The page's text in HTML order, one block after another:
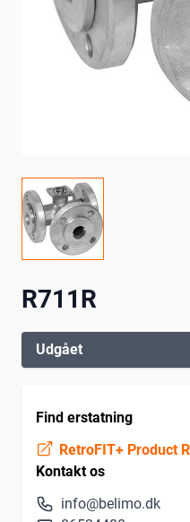
R711R
Udgået
Find erstatning
RetroFIT+ Product
Kontakt os
info@belimo.dk